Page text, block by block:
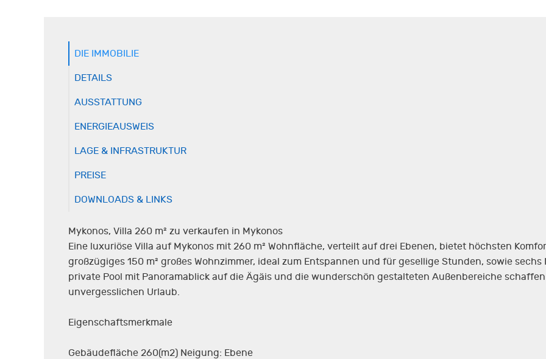
DIE IMMOBILIE
DETAILS
AUSSTATTUNG
ENERGIEAUSWEIS
LAGE & INFRASTRUKTUR
PREISE
DOWNLOADS & LINKS
Mykonos, Villa 260 m² zu verkaufen in Mykonos
Eine luxuriöse Villa auf Mykonos mit 260 m² Wohnfläche, verteilt auf drei Ebenen, bietet höchsten
großzügiges 150 m² großes Wohnzimmer, ideal zum Entspannen und für gesellige Stunden, sowie
private Pool mit Panoramablick auf die Ägäis und die wunderschön gestalteten Außenbereiche
unvergesslichen Urlaub.
Eigenschaftsmerkmale
Gebäudefläche 260(m2) Neigung: Ebene